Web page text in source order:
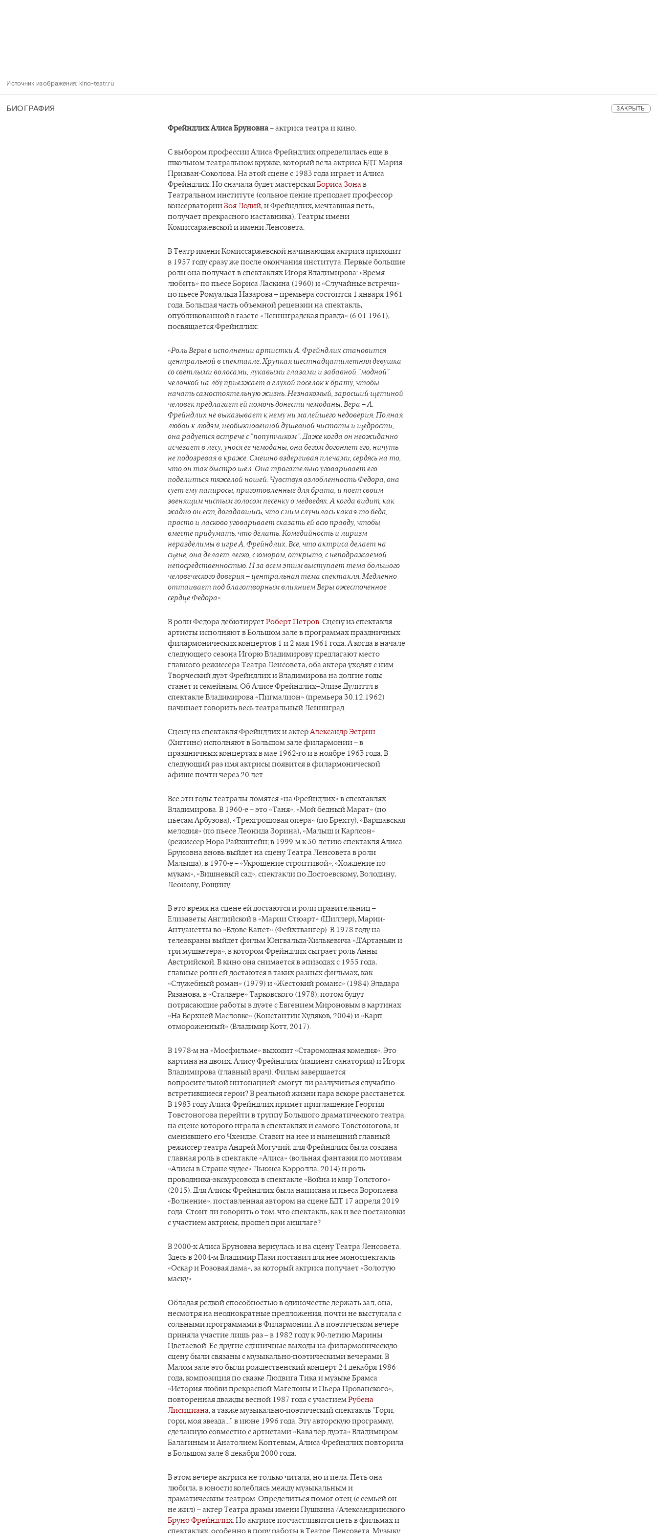
Источник изображения: kino-teatr.ru
БИОГРАФИЯ ЗАКРЫТЬ
Фрейндлих Алиса Бруновна– актриса театра и кино.
С выбором профессии Алиса Фрейндлих определилась еще в
школьном театральном кружке, который вела актриса БДТ Мария
Призван-Соколова. На этой сцене с 1983 года играет и Алиса
Фрейндлих. Но сначала будет мастерскаяБориса Зонав
Театральном институте (сольное пение преподает профессор
консерваторииЗоя Лодий, и Фрейндлих, мечтавшая петь,
получает прекрасного наставника), Театры имени
Комиссаржевской и имени Ленсовета.
В Театр имени Комиссаржевской начинающая актриса приходит
в 1957 году сразу же после окончания института. Первые большие
роли она получает в спектаклях Игоря Владимирова: «Время
любить» по пьесе Бориса Ласкина (1960) и «Случайные встречи»
по пьесе Ромуальда Назарова – премьера состоится 1 января 1961
года. Большая часть объемной рецензии на спектакль,
опубликованной в газете «Ленинградская правда» (6.01.1961),
посвящается Фрейндлих:
«Роль Веры в исполнении артистки А. Фрейндлих становится
центральной в спектакле. Хрупкая шестнадцатилетняя девушка
со светлыми волосами, лукавыми глазами и забавной "модной"
челочкой на лбу приезжает в глухой поселок к брату, чтобы
начать самостоятельную жизнь. Незнакомый, заросший щетиной
человек предлагает ей помочь донести чемоданы. Вера – А.
Фрейндлих не выказывает к нему ни малейшего недоверия. Полная
любви к людям, необыкновенной душевной чистоты и щедрости,
она радуется встрече с "попутчиком". Даже когда он неожиданно
исчезает в лесу, унося ее чемоданы, она бегом догоняет его, ничуть
не подозревая в краже. Смешно вздергивая плечами, сердясь на то,
что он так быстро шел. Она трогательно уговаривает его
поделиться тяжелой ношей. Чувствуя озлобленность Федора, она
сует ему папиросы, приготовленные для брата, и поет своим
звенящим чистым голосом песенку о медведях. А когда видит, как
жадно он ест, догадавшись, что с ним случилась какая-то беда,
просто и ласково уговаривает сказать ей всю правду, чтобы
вместе придумать, что делать. Комедийность и лиризм
неразделимы в игре А. Фрейндлих. Все, что актриса делает на
сцене, она делает легко, с юмором, открыто, с неподражаемой
непосредственностью. И за всем этим выступает тема большого
человеческого доверия – центральная тема спектакля. Медленно
оттаивает под благотворным влиянием Веры ожесточенное
сердце Федора».
В роли Федора дебютируетРобертПетров. Сцену из спектакля
артисты исполняют в Большом зале в программах праздничных
филармонических концертов 1 и 2 мая 1961 года. А когда в начале
следующего сезона Игорю Владимирову предлагают место
главного режиссера Театра Ленсовета, оба актера уходят с ним.
Творческий дуэт Фрейндлих и Владимирова на долгие годы
станет и семейным. Об Алисе Фрейндлих–Элизе Дулиттл в
спектакле Владимирова «Пигмалион» (премьера 30.12.1962)
начинает говорить весь театральный Ленинград.
Сцену из спектакля Фрейндлих и актерАлександр Эстрин
(Хиггинс) исполняют в Большом зале филармонии – в
праздничных концертах в мае 1962-го и в ноябре 1963 года. В
следующий раз имя актрисы появится в филармонической
афише почти через 20 лет.
Все эти годы театралы ломятся «на Фрейндлих» в спектаклях
Владимирова. В 1960-е – это «Таня», «Мой бедный Марат» (по
пьесам Арбузова), «Трехгрошовая опера» (по Брехту), «Варшавская
мелодия» (по пьесе Леонида Зорина), «Малыш и Карлсон»
(режиссер Нора Райхштейн; в 1999-м к 30-летию спектакля Алиса
Бруновна вновь выйдет на сцену Театра Ленсовета в роли
Малыша), в 1970-е – «Укрощение строптивой», «Хождение по
мукам», «Вишневый сад», спектакли по Достоевскому, Володину,
Леонову, Рощину…
В это время на сцене ей достаются и роли правительниц –
Елизаветы Английской в «Марии Стюарт» (Шиллер), Марии-
Антуанетты во «Вдове Капет» (Фейхтвангер). В 1978 году на
телеэкраны выйдет фильм Юнгвальда-Хилькевича «Д’Артаньян и
три мушкетера», в котором Фрейндлих сыграет роль Анны
Австрийской. В кино она снимается в эпизодах с 1955 года,
главные роли ей достаются в таких разных фильмах, как
«Служебный роман» (1979) и «Жестокий романс» (1984) Эльдара
Рязанова, в «Сталкере» Тарковского (1978), потом будут
потрясающие работы в дуэте с Евгением Мироновым в картинах
«На Верхней Масловке» (Константин Худяков, 2004) и «Карп
отмороженный» (Владимир Котт, 2017).
В 1978-м на «Мосфильме» выходит «Старомодная комедия». Это
картина на двоих: Алису Фрейндлих (пациент санатория) и Игоря
Владимирова (главный врач). Фильм завершается
вопросительной интонацией: смогут ли разлучиться случайно
встретившиеся герои? В реальной жизни пара вскоре расстанется.
В 1983 году Алиса Фрейндлих примет приглашение Георгия
Товстоногова перейти в труппу Большого драматического театра,
на сцене которого играла в спектаклях и самого Товстоногова, и
сменившего его Чхеидзе. Ставит на нее и нынешний главный
режиссер театра Андрей Могучий: для Фрейндлих была создана
главная роль в спектакле «Алиса» (вольная фантазия по мотивам
«Алисы в Стране чудес» Льюиса Кэрролла, 2014) и роль
проводника-экскурсовода в спектакле «Война и мир Толстого»
(2015). Для Алисы Фрейндлих была написана и пьеса Воропаева
«Волнение», поставленная автором на сцене БДТ 17 апреля 2019
года. Стоит ли говорить о том, что спектакль, как и все постановки
с участием актрисы, прошел при аншлаге?
В 2000-х Алиса Бруновна вернулась и на сцену Театра Ленсовета.
Здесь в 2004-м Владимир Пази поставил для нее моноспектакль
«Оскар и Розовая дама», за который актриса получает «Золотую
маску».
Обладая редкой способностью в одиночестве держать зал, она,
несмотря на неоднократные предложения, почти не выступала с
сольными программами в Филармонии. А в поэтическом вечере
приняла участие лишь раз – в 1982 году к 90-летию Марины
Цветаевой. Ее другие единичные выходы на филармоническую
сцену были связаны с музыкально-поэтическими вечерами. В
Малом зале это были рождественский концерт 24 декабря 1986
года, композиция по сказке Людвига Тика и музыке Брамса
«История любви прекрасной Магелоны и Пьера Прованского»,
повторенная дважды весной 1987 года с участиемРубена
Лисициана, а также музыкально-поэтический спектакль "Гори,
гори, моя звезда..." в июне 1996 года. Эту авторскую программу,
сделанную совместно с артистами «Кавалер-дуэта» Владимиром
Балагиным и Анатолием Коптевым, Алиса Фрейндлих повторила
в Большом зале 8 декабря 2000 года.
В этом вечере актриса не только читала, но и пела. Петь она
любила, в юности колеблясь между музыкальным и
драматическим театром. Определиться помог отец (с семьей он
не жил) – актер Театра драмы имени Пушкина /Александринского
Бруно Фрейндлих. Но актрисе посчастливится петь в фильмах и
спектаклях, особенно в пору работы в Театре Ленсовета. Музыку